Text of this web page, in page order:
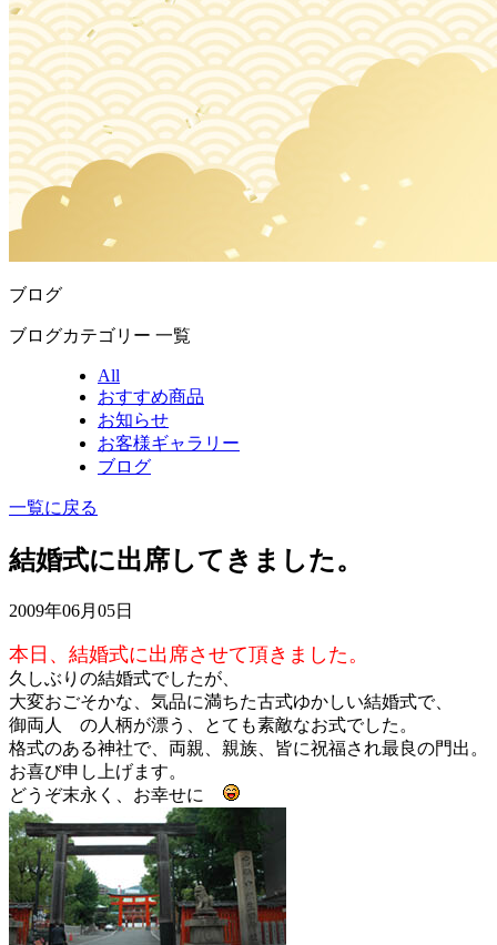
ブログ
ブログカテゴリー 一覧
All
おすすめ商品
お知らせ
お客様ギャラリー
ブログ
一覧に戻る
結婚式に出席してきました。
2009年06月05日
本日、結婚式に出席させて頂きました。
久しぶりの結婚式でしたが、
大変おごそかな、気品に満ちた古式ゆかしい結婚式で、
御両人 の人柄が漂う、とても素敵なお式でした。
格式のある神社で、両親、親族、皆に祝福され最良の門出。
お喜び申し上げます。
どうぞ末永く、お幸せに